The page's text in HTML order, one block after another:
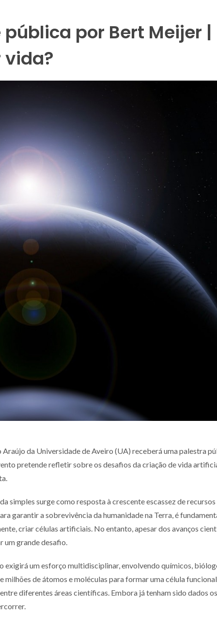
por Bert Meijer |
da Universidade de Aveiro (UA) receberá uma palestra
pretende refletir sobre os desafios da criação de vida
simples surge como resposta à crescente escassez de recursos
garantir a sobrevivência da humanidade na Terra, é
criar células artificiais. No entanto, apesar dos avanços
um grande desafio.
exigirá um esforço multidisciplinar, envolvendo químicos,
milhões de átomos e moléculas para formar uma célula funcional
diferentes áreas científicas. Embora já tenham sido dados os
Professor Catedrático
João
Investigador